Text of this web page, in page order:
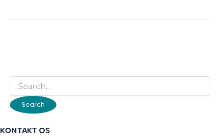
KONTAKT OS